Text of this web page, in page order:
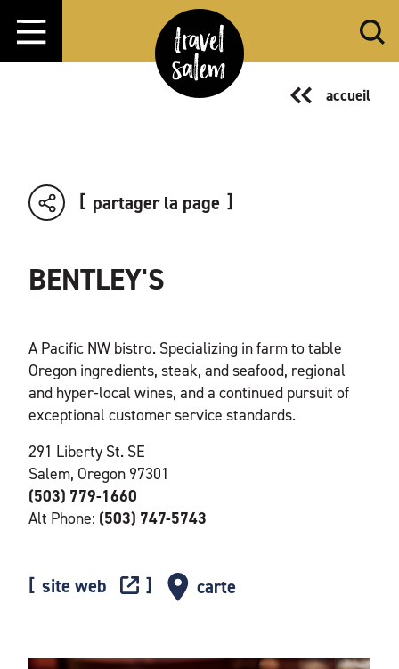
Aller directement au contenu
accueil
partager la page
BENTLEY'S
A Pacific NW bistro. Specializing in farm to table
Oregon ingredients, steak, and seafood, regional
and hyper-local wines, and a continued pursuit of
exceptional customer service standards.
291 Liberty St. SE
Salem, Oregon 97301
(503) 779-1660
Alt Phone: (503) 747-5743
site web carte